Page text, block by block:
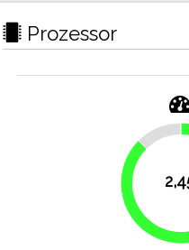
Prozessor
12.5%